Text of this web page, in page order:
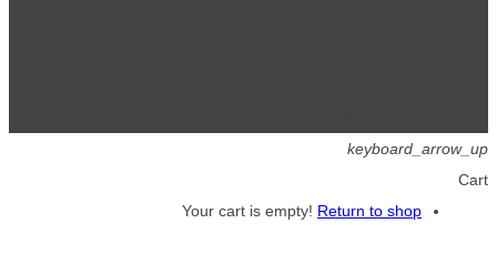
keyboard_arrow_up
Cart
Your cart is empty! Return to shop